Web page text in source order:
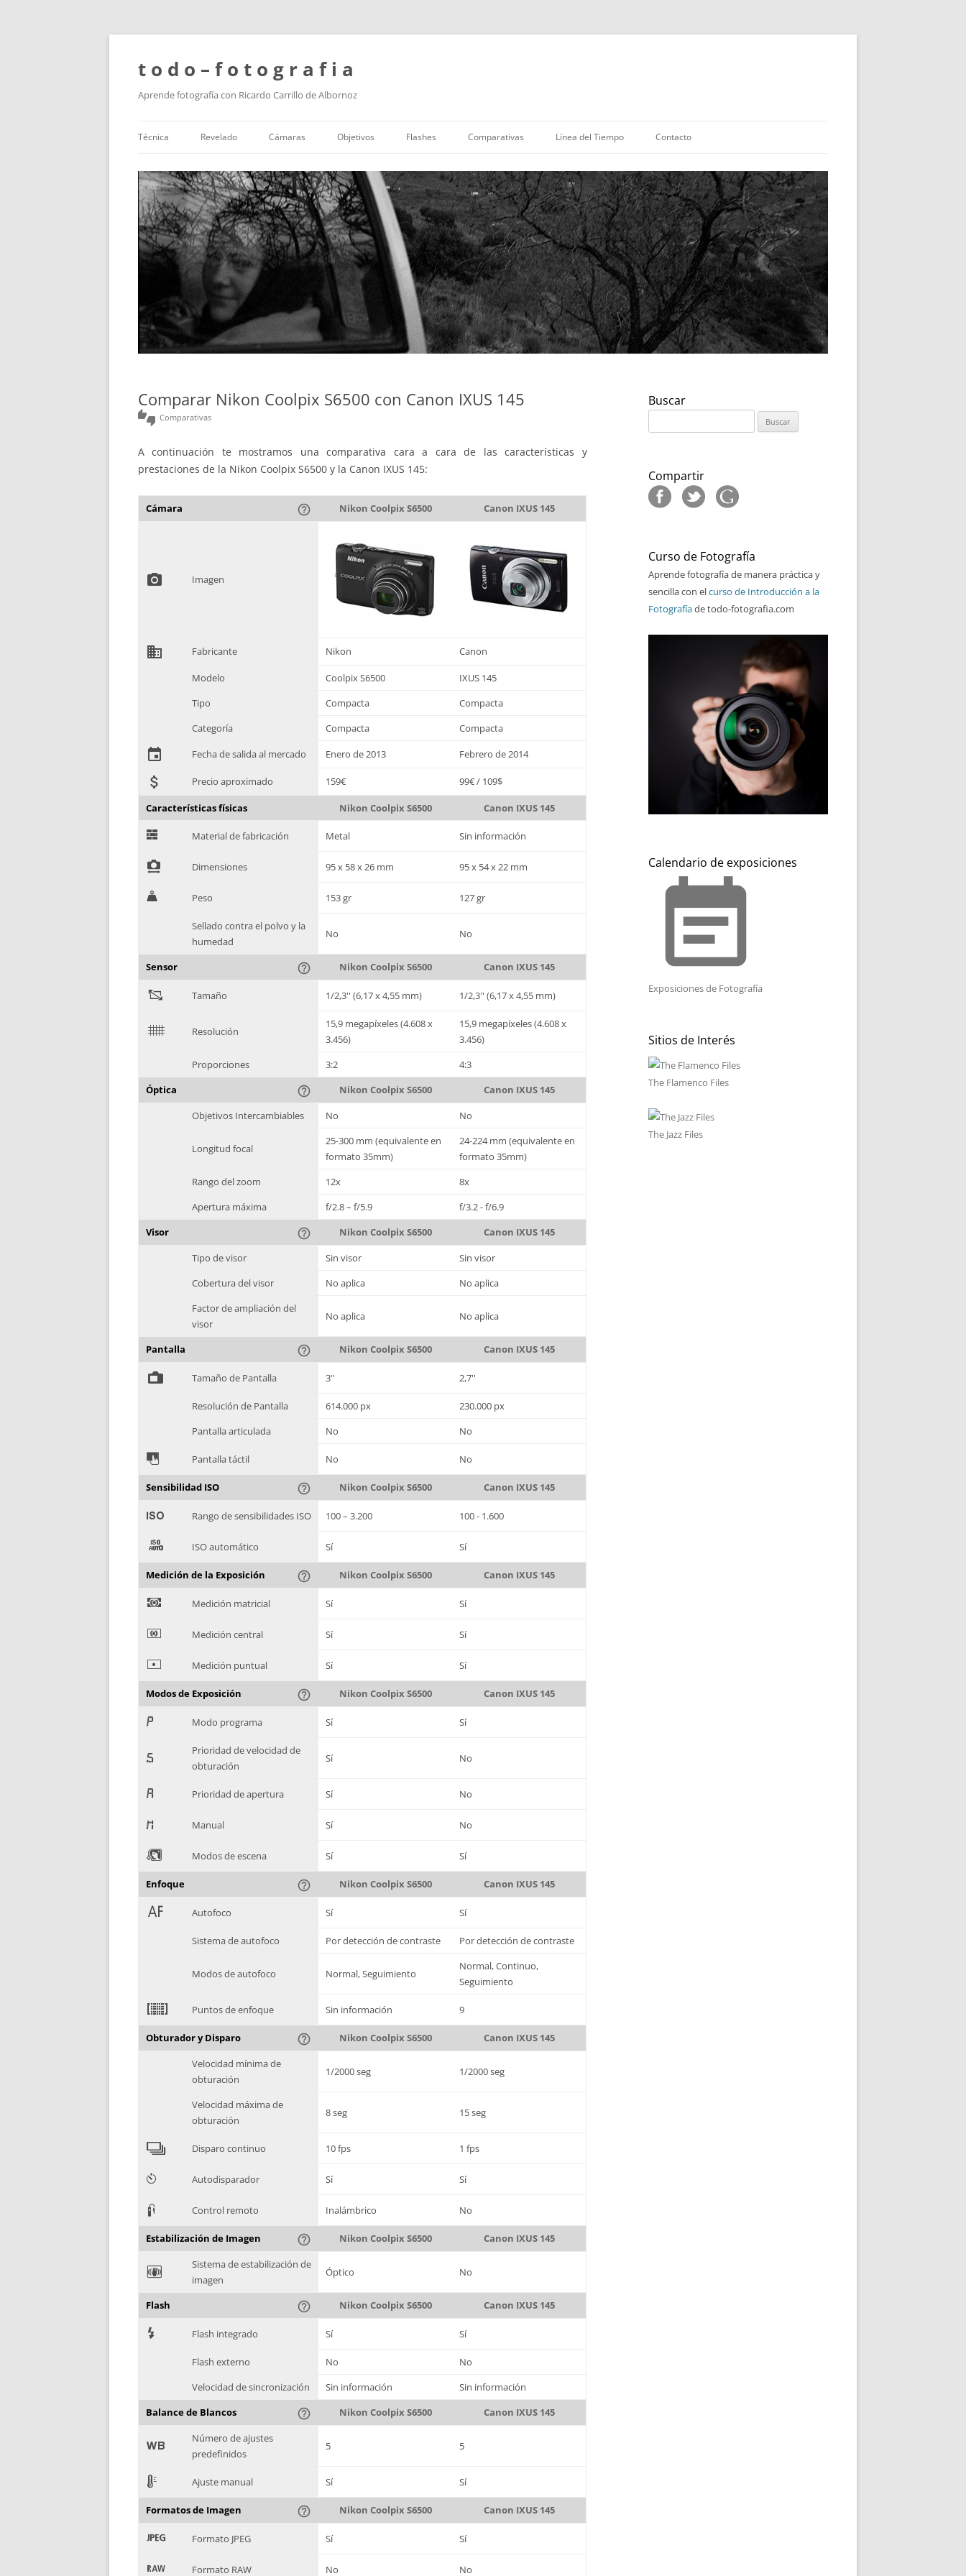
t o d o – f o t o g r a f i a
Aprende fotografía con Ricardo Carrillo de Albornoz
al
contenido
Técnica Revelado Cámaras Objetivos Flashes Comparativas Línea del Tiempo Contacto
Comparar Nikon Coolpix S6500 con Canon IXUS 145
thumbs_up_down Comparativas
A continuación te mostramos una comparativa cara a cara de las características y
prestaciones de la Nikon Coolpix S6500 y la Canon IXUS 145:
Cámara help_outline Nikon Coolpix S6500 Canon IXUS 145
photo_camera Imagen
domain Fabricante Nikon Canon
Modelo Coolpix S6500
IXUS 145
Tipo
Compacta
Compacta
Categoría
Compacta Compacta
event Fecha de salida al mercado Enero de 2013 Febrero de 2014
attach_money Precio aproximado 159€ 99€ / 109$
Características físicas Nikon Coolpix S6500 Canon IXUS 145
G Material de fabricación Metal Sin información
! Dimensiones 95 x 58 x 26 mm 95 x 54 x 22 mm
H Peso 153 gr 127 gr
Sellado contra el polvo y la
humedad
No No
Sensor help_outline Nikon Coolpix S6500 Canon IXUS 145
" Tamaño 1/2,3'' (6,17 x 4,55 mm) 1/2,3'' (6,17 x 4,55 mm)
$ Resolución
15,9 megapíxeles (4.608 x
3.456)
15,9 megapíxeles (4.608 x
3.456)
Proporciones
3:2
4:3
Óptica
help_outline Nikon Coolpix S6500
Canon IXUS 145
Objetivos Intercambiables
No No
Longitud focal
25-300 mm (equivalente en
formato 35mm)
24-224 mm (equivalente en
formato 35mm)
Rango del zoom
12x
8x
Apertura máxima
f/2.8 – f/5.9
f/3.2 - f/6.9
Visor
help_outline Nikon Coolpix S6500
Canon IXUS 145
Tipo de visor
Sin visor
Sin visor
Cobertura del visor
No aplica
No aplica
Factor de ampliación del
visor
No aplica No aplica
Pantalla help_outline Nikon Coolpix S6500 Canon IXUS 145
% Tamaño de Pantalla 3'' 2,7''
Resolución de Pantalla 614.000 px
230.000 px
Pantalla articulada
No No
& Pantalla táctil No No
Sensibilidad ISO help_outline Nikon Coolpix S6500 Canon IXUS 145
' Rango de sensibilidades ISO 100 – 3.200 100 - 1.600
( ISO automático Sí Sí
Medición de la Exposición help_outline Nikon Coolpix S6500 Canon IXUS 145
) Medición matricial Sí Sí
* Medición central Sí Sí
+ Medición puntual Sí Sí
Modos de Exposición help_outline Nikon Coolpix S6500 Canon IXUS 145
, Modo programa Sí Sí
-
Prioridad de velocidad de
obturación
Sí No
. Prioridad de apertura Sí No
/ Manual Sí No
0 Modos de escena Sí Sí
Enfoque help_outline Nikon Coolpix S6500 Canon IXUS 145
1 Autofoco Sí Sí
Sistema de autofoco Por detección de contraste Por detección de contraste
Modos de autofoco Normal, Seguimiento
Normal, Continuo,
Seguimiento
2 Puntos de enfoque Sin información 9
Obturador y Disparo help_outline Nikon Coolpix S6500
Canon IXUS 145
Velocidad mínima de
obturación
1/2000 seg 1/2000 seg
Velocidad máxima de
obturación
8 seg 15 seg
4 Disparo continuo 10 fps 1 fps
6 Autodisparador Sí Sí
3 Control remoto Inalámbrico No
Estabilización de Imagen help_outline Nikon Coolpix S6500 Canon IXUS 145
F
Sistema de estabilización de
imagen
Óptico No
Flash help_outline Nikon Coolpix S6500 Canon IXUS 145
7 Flash integrado Sí Sí
Flash externo No
No
Velocidad de sincronización
Sin información
Sin información
Balance de Blancos
help_outline Nikon Coolpix S6500 Canon IXUS 145
9
Número de ajustes
predefinidos
5 5
E Ajuste manual Sí Sí
Formatos de Imagen help_outline Nikon Coolpix S6500 Canon IXUS 145
: Formato JPEG Sí Sí
; Formato RAW No No
Buscar
Compartir
Curso de Fotografía
Aprende fotografía de manera práctica y
sencilla con elcurso de Introducción a la
Fotografíade todo-fotografia.com
Calendario de exposiciones
event_note
Exposiciones de Fotografía
Sitios de Interés
The Flamenco Files
The Jazz Files